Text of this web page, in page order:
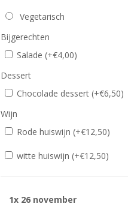
Vegetarisch
Bijgerechten
Salade (+€4,00)
Dessert
Chocolade dessert (+€6,50)
Wijn
Rode huiswijn (+€12,50)
witte huiswijn (+€12,50)
1x 26 november